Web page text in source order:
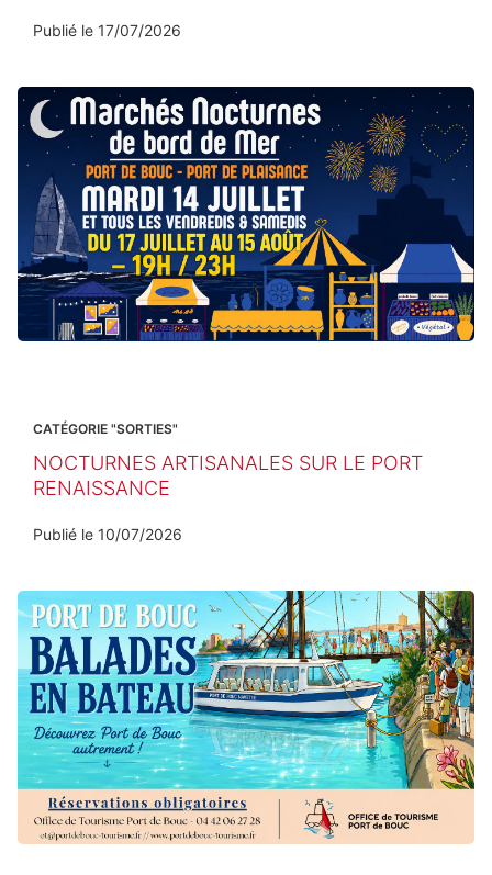
Publié le 17/07/2026
CATÉGORIE "SORTIES"
NOCTURNES ARTISANALES SUR LE PORT
RENAISSANCE
Publié le 10/07/2026